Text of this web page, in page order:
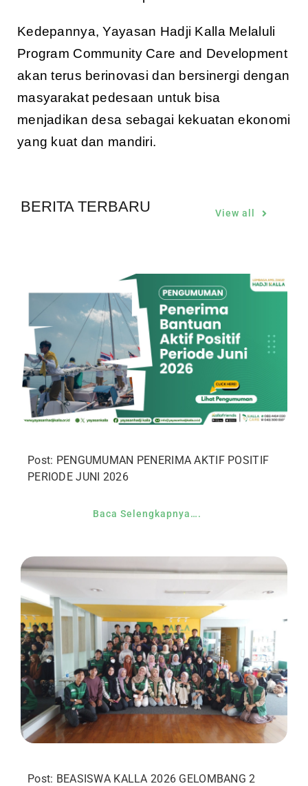
Kedepannya, Yayasan Hadji Kalla Melaluli
Program Community Care and Development
akan terus berinovasi dan bersinergi dengan
masyarakat pedesaan untuk bisa
menjadikan desa sebagai kekuatan ekonomi
yang kuat dan mandiri.
BERITA TERBARU View all
Post: PENGUMUMAN PENERIMA AKTIF POSITIF
PERIODE JUNI 2026
Baca Selengkapnya….
Post: BEASISWA KALLA 2026 GELOMBANG 2